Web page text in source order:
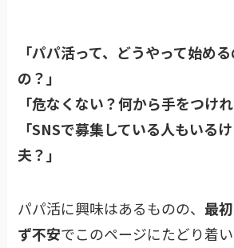
「パパ活って、どうやって始め
の？」
「危なくない？何から手をつけれ
「SNSで募集している人もいる
夫？」
パパ活に興味はあるものの、最
ず不安でこのページにたどり着